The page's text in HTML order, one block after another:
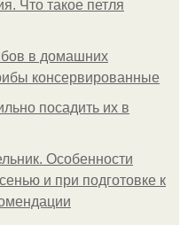
Что такое петля
в домашних
консервированные
посадить их в
Особенности
и при подготовке к